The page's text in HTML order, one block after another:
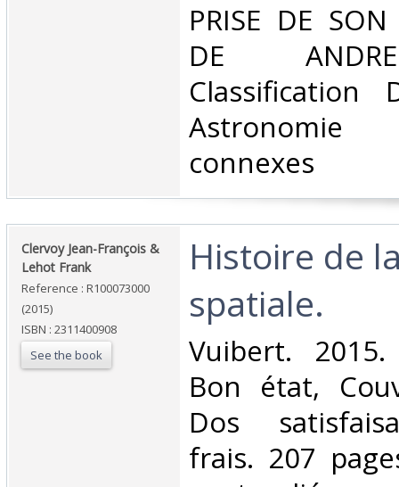
‎PRISE DE
DE
Classification
Astronomie
connexes‎
‎Clervoy Jean-François &
Lehot Frank‎
Reference : R100073000
(2015)
ISBN : 2311400908
See the book
‎Histoire de
spatiale.‎
‎Vuibert.
Bon état,
Dos
frais. 207